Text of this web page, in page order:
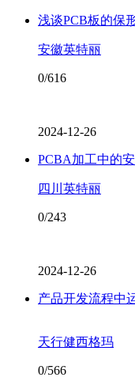
浅谈PCB板的保
安徽英特丽
0/616
2024-12-26
PCBA加工中的
四川英特丽
0/243
2024-12-26
产品开发流程中
天行健西格玛
0/566